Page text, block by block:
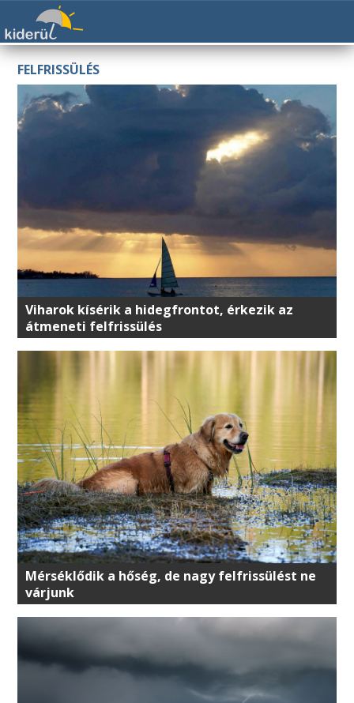
FELFRISSÜLÉS
Viharok kísérik a hidegfrontot, érkezik az
átmeneti felfrissülés
Mérséklődik a hőség, de nagy felfrissülést ne
várjunk